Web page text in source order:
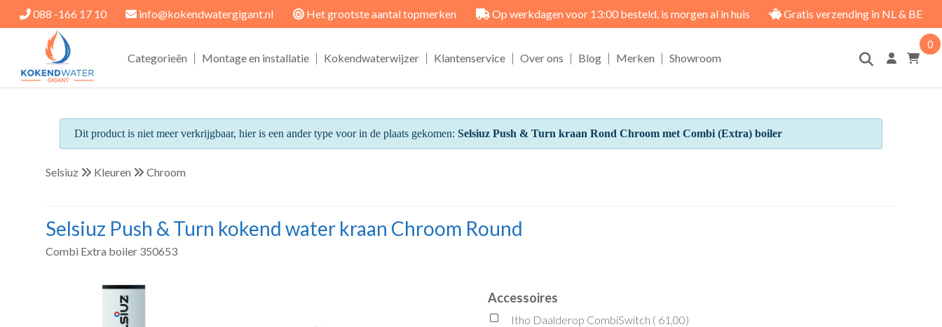
088 -166 17 10 info@kokendwatergigant.nl Het grootste aantal topmerken Op werkdagen voor 13:00 besteld, is morgen al in huis Gratis verzending in NL & BE
Categorieën | Montage en installatie | Kokendwaterwijzer | Klantenservice | Over ons | Blog | Merken | Showroom
0
Dit product is niet meer verkrijgbaar, hier is een ander type voor in de plaats gekomen: Selsiuz Push & Turn kraan Rond Chroom met Combi (Extra) boiler
Selsiuz Kleuren Chroom
Selsiuz Push & Turn kokend water kraan Chroom Round
Combi Extra boiler 350653
Accessoires
Itho Daalderop CombiSwitch ( 61,00)